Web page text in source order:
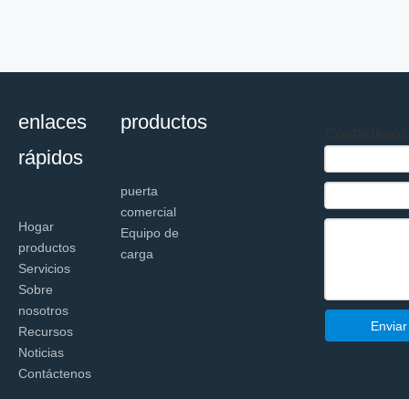
enlaces
rápidos
Hogar
productos
Servicios
Sobre
nosotros
Recursos
Noticias
Contáctenos
productos
puerta
comercial
Equipo de
carga
Enviar